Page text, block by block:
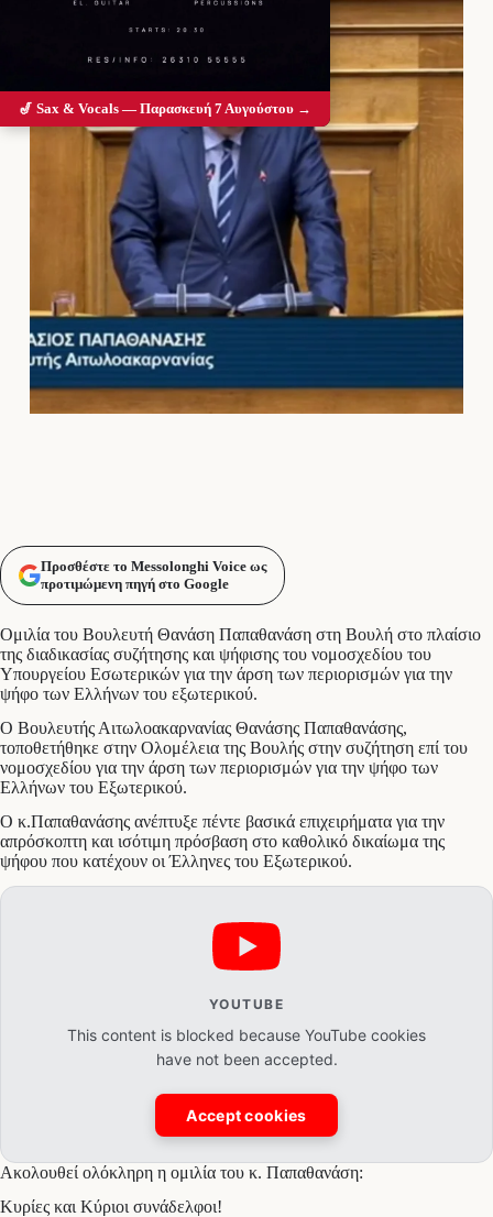
Προσθέστε το Messolonghi Voice ως
προτιμώμενη πηγή στο Google
Ομιλία του Βουλευτή Θανάση Παπαθανάση στη Βουλή στο πλαίσιο
της διαδικασίας συζήτησης και ψήφισης του νομοσχεδίου του
Υπουργείου Εσωτερικών για την άρση των περιορισμών για την
ψήφο των Ελλήνων του εξωτερικού.
Ο Βουλευτής Αιτωλοακαρνανίας Θανάσης Παπαθανάσης,
τοποθετήθηκε στην Ολομέλεια της Βουλής στην συζήτηση επί του
νομοσχεδίου για την άρση των περιορισμών για την ψήφο των
Ελλήνων του Εξωτερικού.
Ο κ.Παπαθανάσης ανέπτυξε πέντε βασικά επιχειρήματα για την
απρόσκοπτη και ισότιμη πρόσβαση στο καθολικό δικαίωμα της
ψήφου που κατέχουν οι Έλληνες του Εξωτερικού.
YOUTUBE
This content is blocked because YouTube cookies
have not been accepted.
Accept cookies
Ακολουθεί ολόκληρη η ομιλία του κ. Παπαθανάση:
Κυρίες και Κύριοι συνάδελφοι!
🎷 Sax & Vocals — Παρασκευή 7 Αυγούστου →